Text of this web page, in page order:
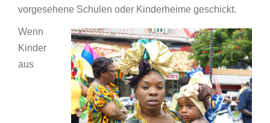
vorgesehene Schulen oder Kinderheime geschickt.
Wenn
Kinder
aus